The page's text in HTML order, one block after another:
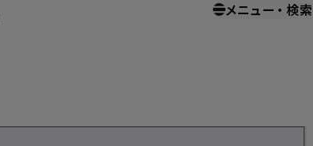
メニュー ・ 検索